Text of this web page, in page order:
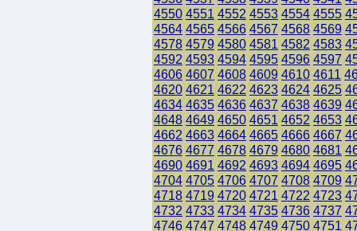
4550 4551 4552 4553 4554 4555
4564 4565 4566 4567 4568 4569
4578 4579 4580 4581 4582 4583
4592 4593 4594 4595 4596 4597
4606 4607 4608 4609 4610 4611
4620 4621 4622 4623 4624 4625
4634 4635 4636 4637 4638 4639
4648 4649 4650 4651 4652 4653
4662 4663 4664 4665 4666 4667
4676 4677 4678 4679 4680 4681
4690 4691 4692 4693 4694 4695
4704 4705 4706 4707 4708 4709
4718 4719 4720 4721 4722 4723
4732 4733 4734 4735 4736 4737
4746 4747 4748 4749 4750 4751